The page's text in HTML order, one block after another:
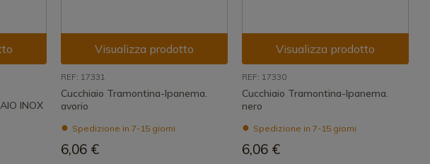
INOX
Visualizza prodotto
REF: 17331
Cucchiaio Tramontina-Ipanema.
avorio
Spedizione in 7-15 giorni
6,06 €
Visualizza prodotto
REF: 17330
Cucchiaio Tramontina-Ipanema.
nero
Spedizione in 7-15 giorni
6,06 €